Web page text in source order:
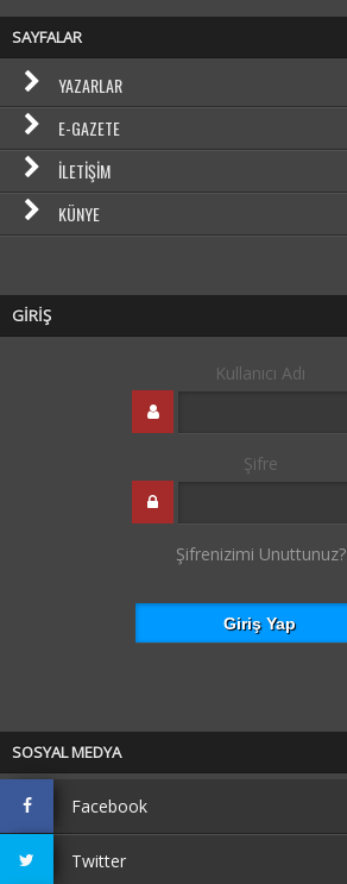
SAYFALAR
YAZARLAR
E-GAZETE
İLETIŞIM
KÜNYE
GİRİŞ
Kullanıcı Adı
Şifre
Şifrenizimi Unuttunuz?
SOSYAL MEDYA
Facebook
Twitter